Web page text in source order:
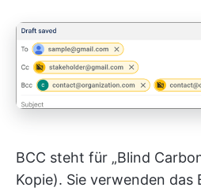
BCC steht für „Blind
Kopie). Sie verwenden das